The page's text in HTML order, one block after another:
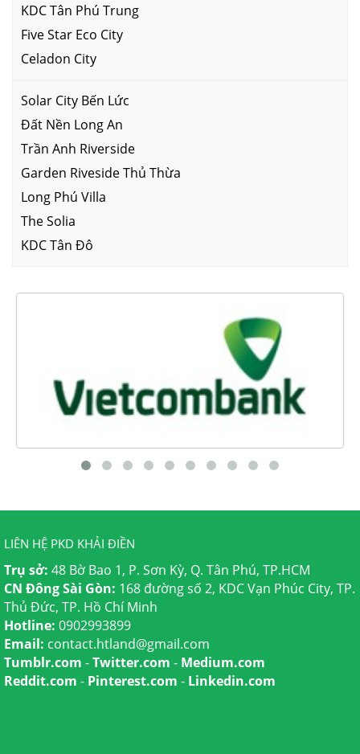
KDC Tân Phú Trung
Five Star Eco City
Celadon City
Solar City Bến Lức
Đất Nền Long An
Trần Anh Riverside
Garden Riveside Thủ Thừa
Long Phú Villa
The Solia
KDC Tân Đô
LIÊN HỆ PKD KHẢI ĐIỀN
Trụ sở: 48 Bờ Bao 1, P. Sơn Kỳ, Q. Tân Phú, TP.HCM
CN Đông Sài Gòn: 168 đường số 2, KDC Vạn Phúc City, TP.
Thủ Đức, TP. Hồ Chí Minh
Hotline: 0902993899
Email: contact.htland@gmail.com
Tumblr.com -Twitter.com - Medium.com
Reddit.com - Pinterest.com - Linkedin.com